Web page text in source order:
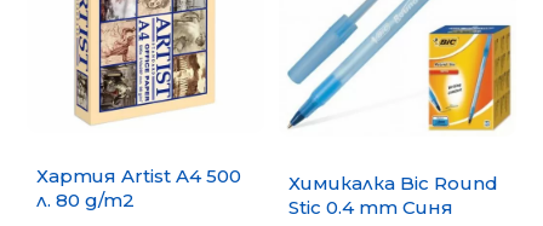
Хартия Artist A4 500
л. 80 g/m2
Химикалка Bic Round
Stic 0.4 mm Синя